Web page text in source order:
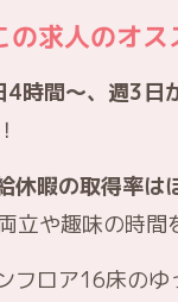
の求人のオ
4時間～、週3日
休暇の取得率は
立や趣味の時間
フロア16床の